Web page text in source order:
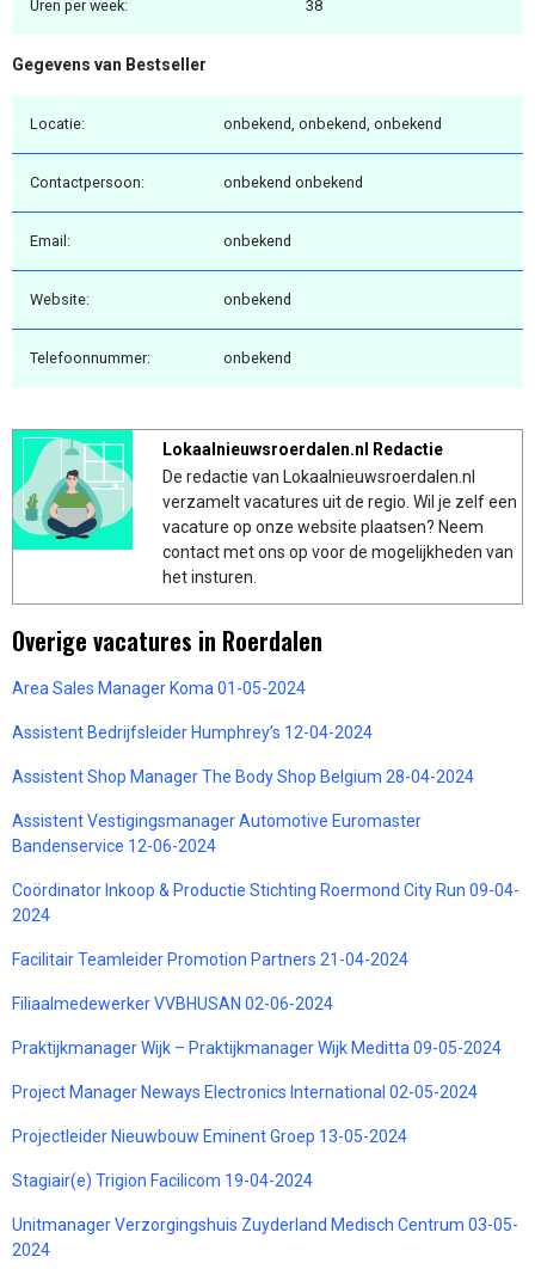
Uren per week: 38
Gegevens van Bestseller
Locatie: onbekend, onbekend, onbekend
Contactpersoon: onbekend onbekend
Email: onbekend
Website: onbekend
Telefoonnummer: onbekend
Lokaalnieuwsroerdalen.nl Redactie
De redactie van Lokaalnieuwsroerdalen.nl
verzamelt vacatures uit de regio. Wil je zelf een
vacature op onze website plaatsen? Neem
contact met ons op voor de mogelijkheden van
het insturen.
Overige vacatures in Roerdalen
Area Sales Manager Koma 01-05-2024
Assistent Bedrijfsleider Humphrey’s 12-04-2024
Assistent Shop Manager The Body Shop Belgium 28-04-2024
Assistent Vestigingsmanager Automotive Euromaster
Bandenservice 12-06-2024
Coördinator Inkoop & Productie Stichting Roermond City Run 09-04-
2024
Facilitair Teamleider Promotion Partners 21-04-2024
Filiaalmedewerker VVBHUSAN 02-06-2024
Praktijkmanager Wijk – Praktijkmanager Wijk Meditta 09-05-2024
Project Manager Neways Electronics International 02-05-2024
Projectleider Nieuwbouw Eminent Groep 13-05-2024
Stagiair(e) Trigion Facilicom 19-04-2024
Unitmanager Verzorgingshuis Zuyderland Medisch Centrum 03-05-
2024